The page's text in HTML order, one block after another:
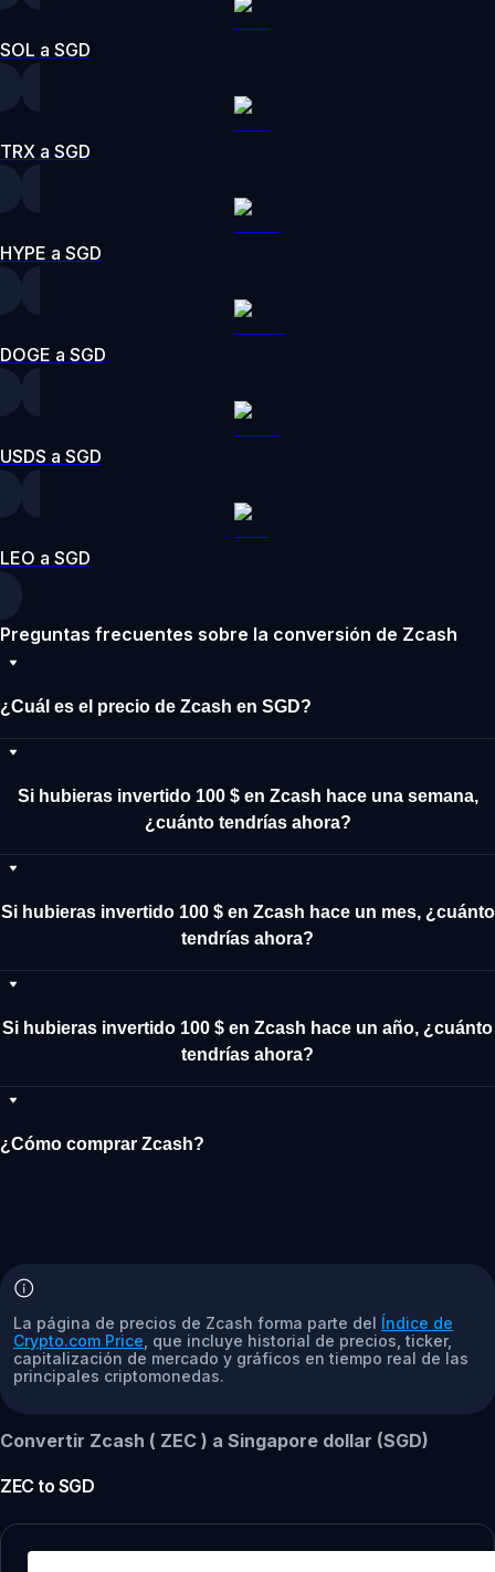
SOL a SGD
TRX a SGD
HYPE a SGD
DOGE a SGD
USDS a SGD
LEO a SGD
Preguntas frecuentes sobre la conversión de Zcash
¿Cuál es el precio de Zcash en SGD?
Si hubieras invertido 100 $ en Zcash hace una semana,
¿cuánto tendrías ahora?
Si hubieras invertido 100 $ en Zcash hace un mes, ¿cuánto
tendrías ahora?
Si hubieras invertido 100 $ en Zcash hace un año, ¿cuánto
tendrías ahora?
¿Cómo comprar Zcash?
La página de precios de Zcash forma parte del Índice de
Crypto.com Price , que incluye historial de precios, ticker,
capitalización de mercado y gráficos en tiempo real de las
principales criptomonedas.
Convertir Zcash ( ZEC ) a Singapore dollar (SGD)
ZEC to SGD